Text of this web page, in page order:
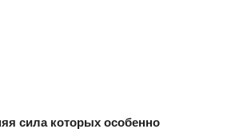
сила которых особенно